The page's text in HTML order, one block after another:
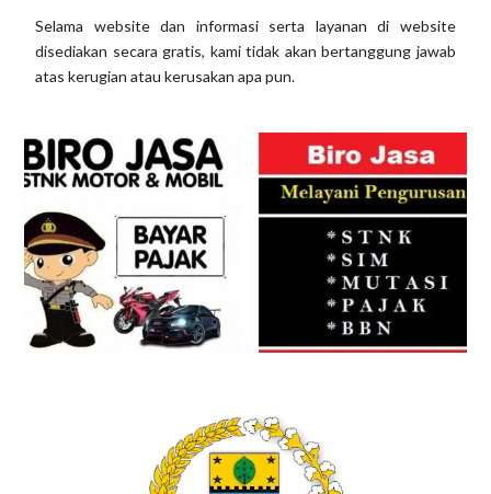
Selama website dan informasi serta layanan di website
disediakan secara gratis, kami tidak akan bertanggung jawab
atas kerugian atau kerusakan apa pun.